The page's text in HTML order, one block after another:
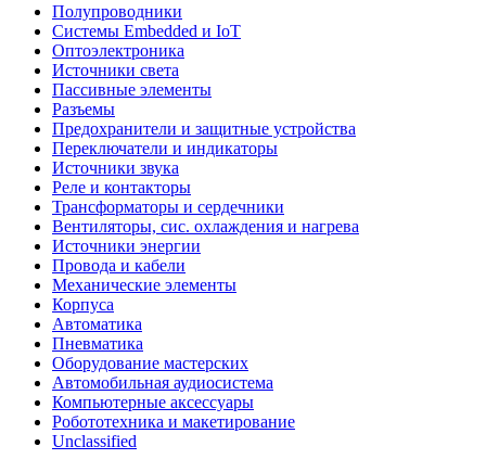
Полупроводники
Системы Embedded и IoT
Oптоэлектроника
Источники света
Пассивные элементы
Разъeмы
Предохранители и защитные устройства
Переключатели и индикаторы
Источники звука
Реле и контакторы
Трансформаторы и сердечники
Вентиляторы, сис. охлаждения и нагрева
Источники энергии
Провода и кабели
Механические элементы
Корпуса
Автоматика
Пневматика
Оборудование мастерских
Автомобильная аудиосистема
Компьютерные аксессуары
Робототехника и макетирование
Unclassified